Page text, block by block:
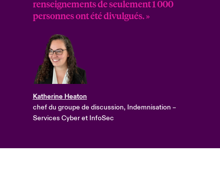
renseignements de seulement 1 000
personnes ont été divulgués. »
Katherine Heaton
chef du groupe de discussion, Indemnisation –
Services Cyber et InfoSec